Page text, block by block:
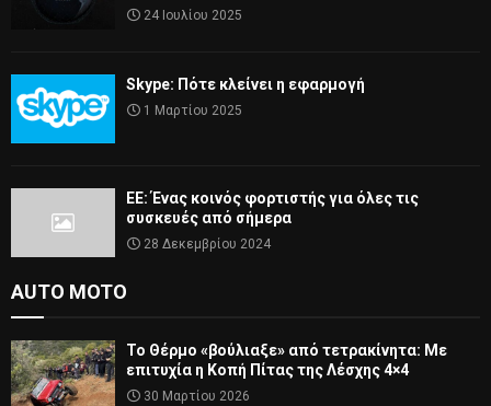
24 Ιουλίου 2025
Skype: Πότε κλείνει η εφαρμογή
1 Μαρτίου 2025
ΕΕ: Ένας κοινός φορτιστής για όλες τις
συσκευές από σήμερα
28 Δεκεμβρίου 2024
AUTO MOTO
Το Θέρμο «βούλιαξε» από τετρακίνητα: Με
επιτυχία η Κοπή Πίτας της Λέσχης 4×4
30 Μαρτίου 2026